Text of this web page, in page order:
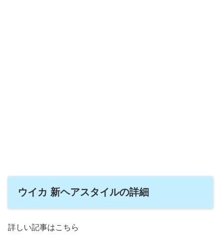
ウイカ 新ヘアスタイルの詳細
詳しい記事はこちら